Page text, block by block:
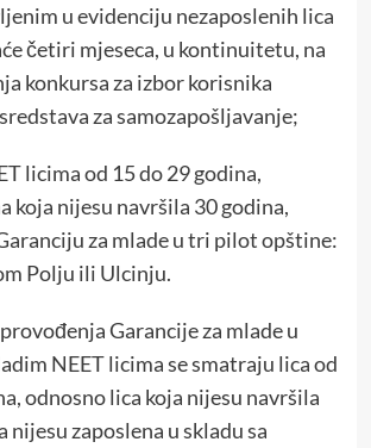
u evidenciju nezaposlenih lica
četiri mjeseca, u kontinuitetu, na
konkursa za izbor korisnika
za samozapošljavanje;
licima od 15 do 29 godina,
koja nijesu navršila 30 godina,
za mlade u tri pilot opštine:
Polju ili Ulcinju.
Garancije za mlade u
NEET licima se smatraju lica od
odnosno lica koja nijesu navršila
nijesu zaposlena u skladu sa